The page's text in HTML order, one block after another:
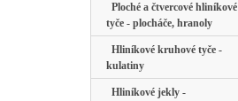
Ploché a čtvercové hliníkové
tyče - plocháče, hranoly
Hliníkové kruhové tyče -
kulatiny
Hliníkové jekly -